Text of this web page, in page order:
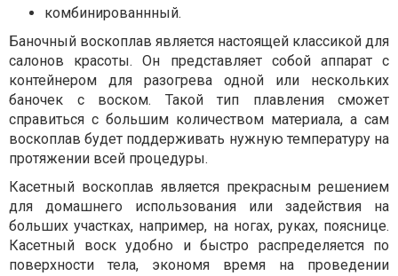
комбинированнный.
Баночный воскоплав является настоящей классикой для
салонов красоты. Он представляет собой аппарат с
контейнером для разогрева одной или нескольких
баночек с воском. Такой тип плавления сможет
справиться с большим количеством материала, а сам
воскоплав будет поддерживать нужную температуру на
протяжении всей процедуры.
Касетный воскоплав является прекрасным решением
для домашнего использования или задействия на
больших участках, например, на ногах, руках, пояснице.
Касетный воск удобно и быстро распределяется по
поверхности тела, экономя время на проведении